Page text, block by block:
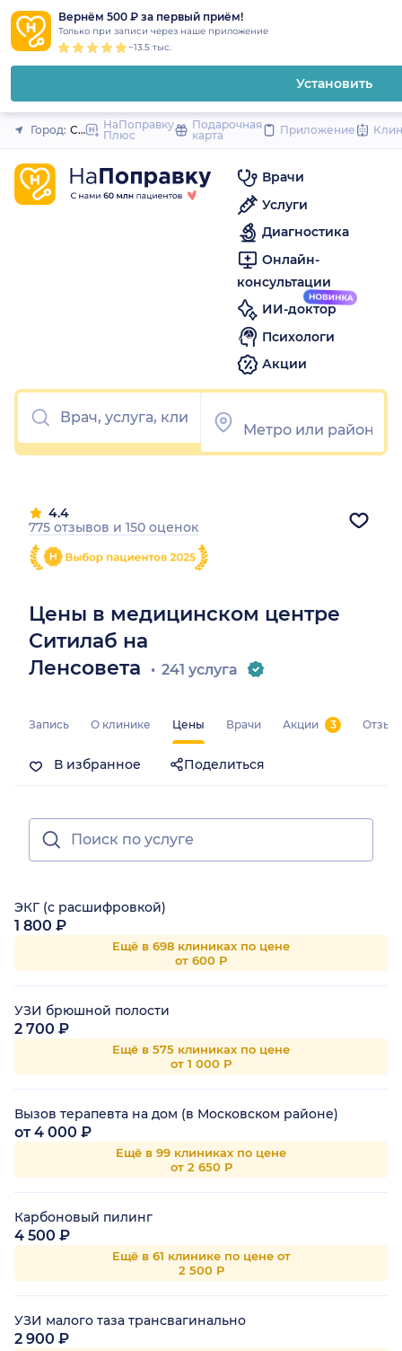
Вернём 500 ₽ за первый приём!
Только при записи через наше приложение
~13.5 тыс.
Установить
Закрыть
Город: Санкт-Петербург
НаПоправку
Плюс
Подарочная
карта
Приложение
Врачи
Услуги
Диагностика
Онлайн-
консультации
ИИ-доктор
Психологи
Акции
Цены в медицинском центре
Ситилаб на
Ленсовета
241 услуга
4.4
775 отзывов и 150 оценок
Запись О клинике Цены Врачи Акции 3
В избранное Поделиться
ЭКГ (с расшифровкой)
1 800 ₽
Ещё в 698 клиниках по цене
от 600 Р
УЗИ брюшной полости
2 700 ₽
Ещё в 575 клиниках по цене
от 1 000 Р
Вызов терапевта на дом (в Московском районе)
от 4 000 ₽
Ещё в 99 клиниках по цене
от 2 650 Р
Карбоновый пилинг
4 500 ₽
Ещё в 61 клинике по цене от
2 500 Р
УЗИ малого таза трансвагинально
2 900 ₽